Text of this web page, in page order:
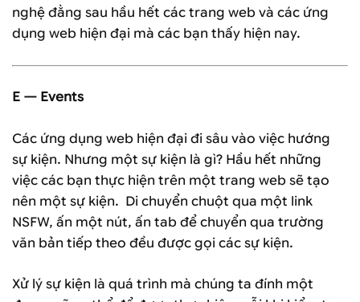
nghệ đằng sau hầu hết các trang web và các ứng
dụng web hiện đại mà các bạn thấy hiện nay.
E — Events
Các ứng dụng web hiện đại đi sâu vào việc hướng
sự kiện. Nhưng một sự kiện là gì? Hầu hết những
việc các bạn thực hiện trên một trang web sẽ tạo
nên một sự kiện. Di chuyển chuột qua một link
NSFW, ấn một nút, ấn tab để chuyển qua trường
văn bản tiếp theo đều được gọi các sự kiện.
Xử lý sự kiện là quá trình mà chúng ta đính một